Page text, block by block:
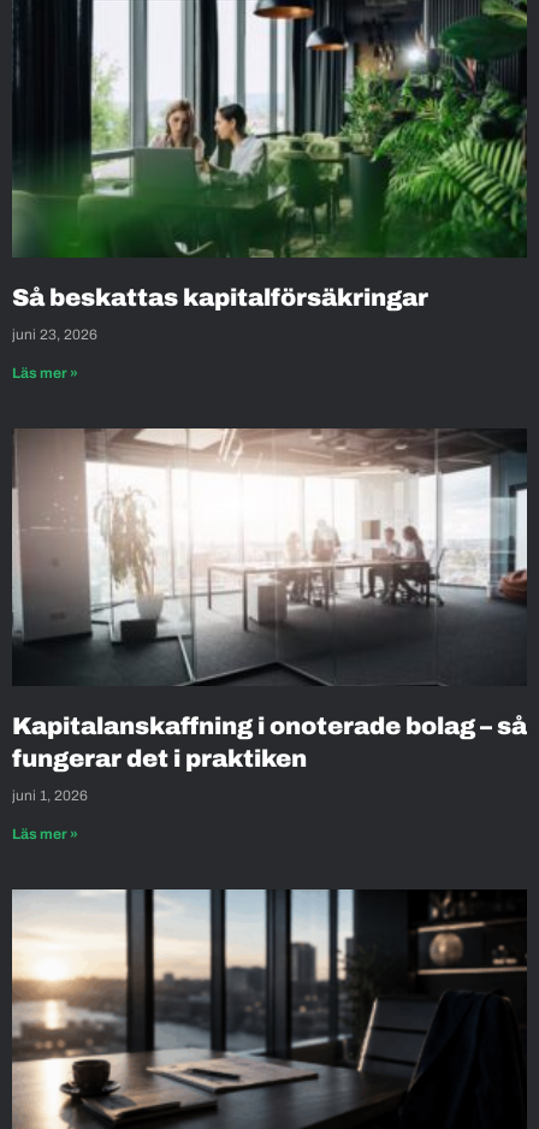
Så beskattas kapitalförsäkringar
juni 23, 2026
Läs mer »
Kapitalanskaffning i onoterade bolag – så
fungerar det i praktiken
juni 1, 2026
Läs mer »